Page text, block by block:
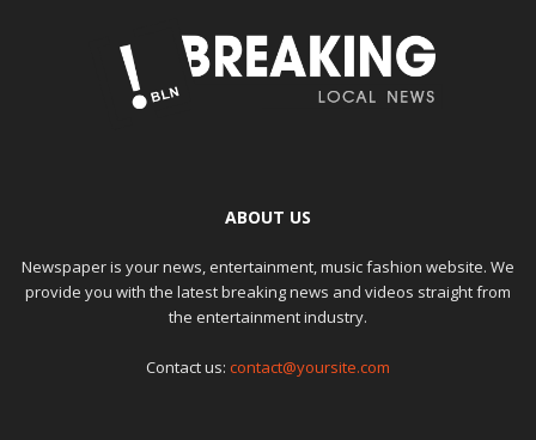
ABOUT US
Newspaper is your news, entertainment, music fashion website. We
provide you with the latest breaking news and videos straight from
the entertainment industry.
Contact us: contact@yoursite.com